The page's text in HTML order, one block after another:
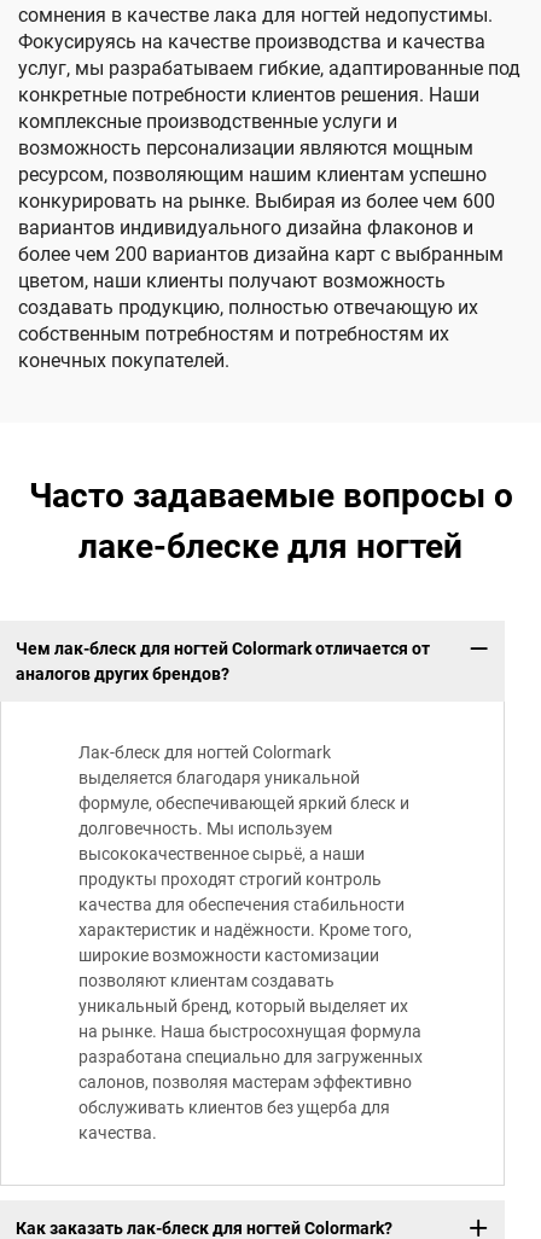
сомнения в качестве лака для ногтей недопустимы.
Фокусируясь на качестве производства и качества
услуг, мы разрабатываем гибкие, адаптированные под
конкретные потребности клиентов решения. Наши
комплексные производственные услуги и
возможность персонализации являются мощным
ресурсом, позволяющим нашим клиентам успешно
конкурировать на рынке. Выбирая из более чем 600
вариантов индивидуального дизайна флаконов и
более чем 200 вариантов дизайна карт с выбранным
цветом, наши клиенты получают возможность
создавать продукцию, полностью отвечающую их
собственным потребностям и потребностям их
конечных покупателей.
Часто задаваемые вопросы о
лаке-блеске для ногтей
Чем лак-блеск для ногтей Colormark отличается от
аналогов других брендов?
Лак-блеск для ногтей Colormark
выделяется благодаря уникальной
формуле, обеспечивающей яркий блеск и
долговечность. Мы используем
высококачественное сырьё, а наши
продукты проходят строгий контроль
качества для обеспечения стабильности
характеристик и надёжности. Кроме того,
широкие возможности кастомизации
позволяют клиентам создавать
уникальный бренд, который выделяет их
на рынке. Наша быстросохнущая формула
разработана специально для загруженных
салонов, позволяя мастерам эффективно
обслуживать клиентов без ущерба для
качества.
Как заказать лак-блеск для ногтей Colormark?